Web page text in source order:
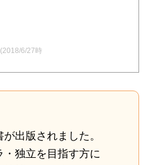
(2018/6/27時
出版されました。
独立を目指す方に